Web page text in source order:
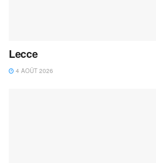
Lecce
4 AOÛT 2026